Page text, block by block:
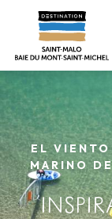
contenu
principal
EL
MARINO